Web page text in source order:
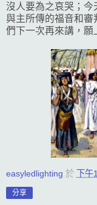
沒人要為之哀哭；今
與主所傳的福音和審
們下一次再來講，願
easyledlighting 於 下
分享